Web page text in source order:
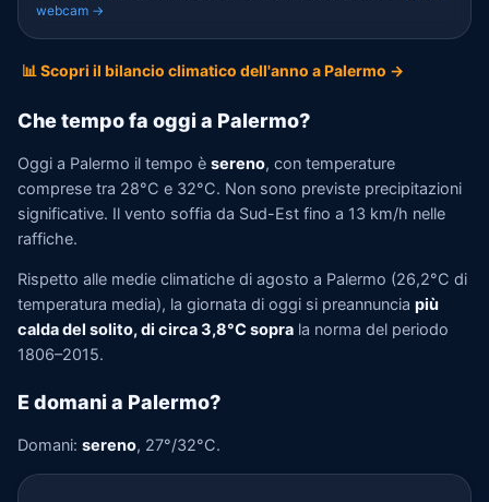
webcam →
📊 Scopri il bilancio climatico dell'anno a Palermo →
Che tempo fa oggi a Palermo?
Oggi a Palermo il tempo è sereno, con temperature
comprese tra 28°C e 32°C. Non sono previste precipitazioni
significative. Il vento soffia da Sud-Est fino a 13 km/h nelle
raffiche.
Rispetto alle medie climatiche di agosto a Palermo (26,2°C di
temperatura media), la giornata di oggi si preannuncia più
calda del solito, di circa 3,8°C sopra la norma del periodo
1806–2015.
E domani a Palermo?
Domani: sereno, 27°/32°C.